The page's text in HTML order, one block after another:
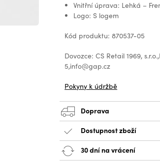
Vnitřní úprava: Lehká –
Logo: S logem
Kód produktu: 870537-05
Dovozce: CS Retail 1969,
5,info@gap.cz
Pokyny k údržbě
Doprava
Dostupnost zboží
30 dní na vrácení